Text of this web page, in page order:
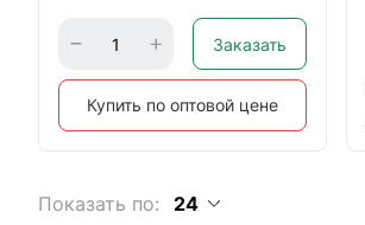
Заказать
Купить по оптовой цене
Показать по: 24